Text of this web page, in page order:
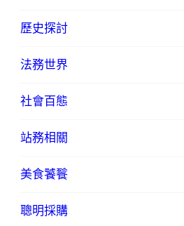
歷史探討
法務世界
社會百態
站務相關
美食饕餮
聰明採購